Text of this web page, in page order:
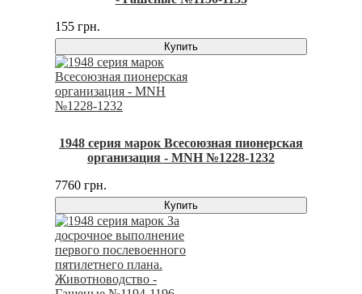
155 грн.
Купить
1948 серия марок Всесоюзная пионерская
организация - MNH №1228-1232
7760 грн.
Купить